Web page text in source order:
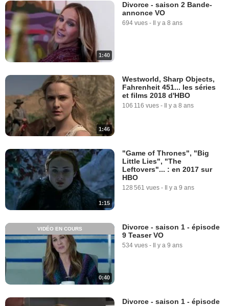
1:40
Divorce - saison 2 Bande-
annonce VO
694 vues - Il y a 8 ans
1:46
Westworld, Sharp Objects,
Fahrenheit 451... les séries
et films 2018 d'HBO
106 116 vues - Il y a 8 ans
1:15
"Game of Thrones", "Big
Little Lies", "The
Leftovers"... : en 2017 sur
HBO
128 561 vues - Il y a 9 ans
0:40
VIDÉO EN COURS
Divorce - saison 1 - épisode
9 Teaser VO
534 vues - Il y a 9 ans
Divorce - saison 1 - épisode